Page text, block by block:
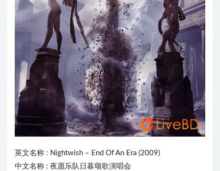
英文名称 : Nightwish – End Of An Era (2009)
中文名称 : 夜愿乐队日暮颂歌演唱会